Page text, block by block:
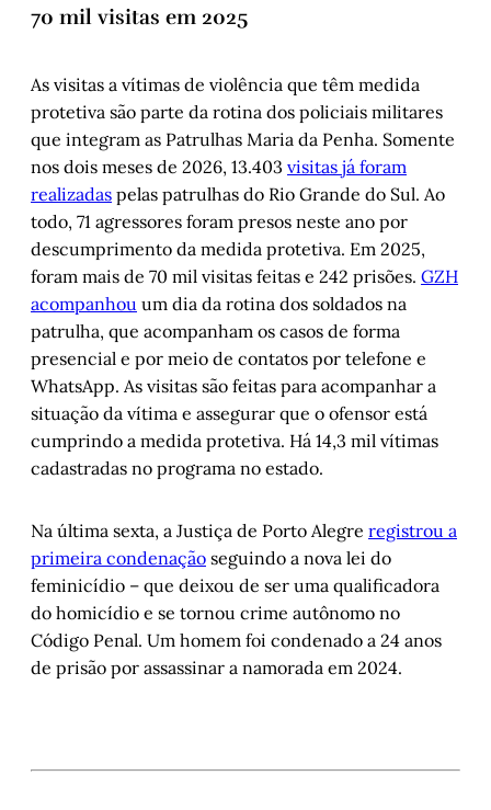
70 mil visitas em 2025
As visitas a vítimas de violência que têm medida
protetiva são parte da rotina dos policiais militares
que integram as Patrulhas Maria da Penha. Somente
nos dois meses de 2026, 13.403 visitas já foram
realizadas pelas patrulhas do Rio Grande do Sul. Ao
todo, 71 agressores foram presos neste ano por
descumprimento da medida protetiva. Em 2025,
foram mais de 70 mil visitas feitas e 242 prisões. GZH
acompanhou um dia da rotina dos soldados na
patrulha, que acompanham os casos de forma
presencial e por meio de contatos por telefone e
WhatsApp. As visitas são feitas para acompanhar a
situação da vítima e assegurar que o ofensor está
cumprindo a medida protetiva. Há 14,3 mil vítimas
cadastradas no programa no estado.
Na última sexta, a Justiça de Porto Alegre registrou a
primeira condenação seguindo a nova lei do
feminicídio – que deixou de ser uma qualificadora
do homicídio e se tornou crime autônomo no
Código Penal. Um homem foi condenado a 24 anos
de prisão por assassinar a namorada em 2024.